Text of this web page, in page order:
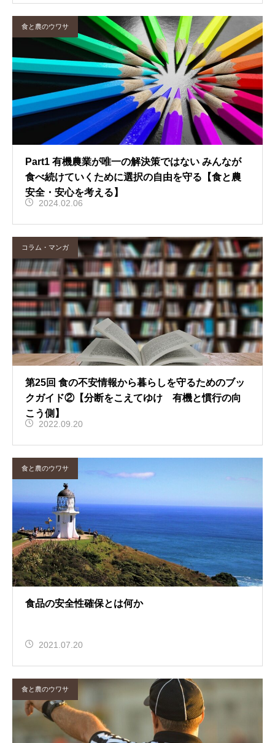
食と農のウワサ
Part1 有機農業が唯一の解決策ではない みんなが
食べ続けていくために選択の自由を守る【食と農
安全・安心を考える】
2024.02.06
コラム・マンガ
第25回 食の不安情報から暮らしを守るためのブッ
クガイド②【分断をこえてゆけ 有機と慣行の向
こう側】
2022.09.20
食と農のウワサ
食品の安全性確保とは何か
2021.07.20
食と農のウワサ